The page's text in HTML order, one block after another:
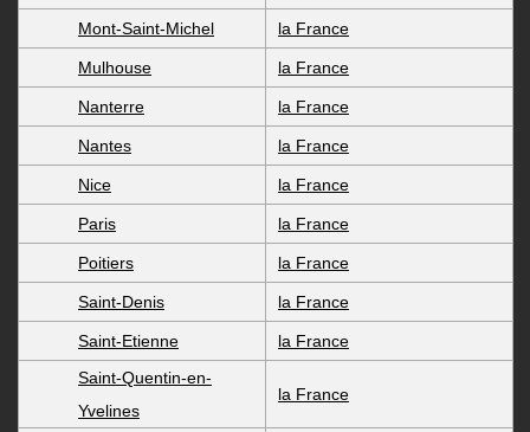
Mont-Saint-Michel la France
Mulhouse la France
Nanterre la France
Nantes la France
Nice la France
Paris la France
Poitiers la France
Saint-Denis la France
Saint-Etienne
la France
Saint-Quentin-en-
Yvelines
la France